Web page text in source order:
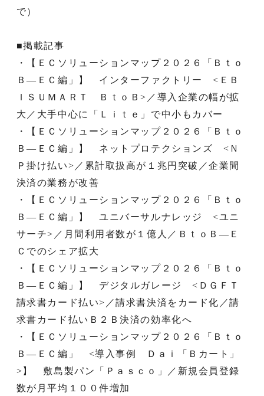
で）
■掲載記事
・【ＥＣソリューションマップ２０２６「Ｂｔｏ
Ｂ―ＥＣ編」】 インターファクトリー <ＥＢ
ＩＳＵＭＡＲＴ ＢｔｏＢ>／導入企業の幅が拡
大／大手中心に「Ｌｉｔｅ」で中小もカバー
・【ＥＣソリューションマップ２０２６「Ｂｔｏ
Ｂ―ＥＣ編」】 ネットプロテクションズ <Ｎ
Ｐ掛け払い>／累計取扱高が１兆円突破／企業間
決済の業務が改善
・【ＥＣソリューションマップ２０２６「Ｂｔｏ
Ｂ―ＥＣ編」】 ユニバーサルナレッジ <ユニ
サーチ>／月間利用者数が１億人／ＢｔｏＢ―Ｅ
Ｃでのシェア拡大
・【ＥＣソリューションマップ２０２６「Ｂｔｏ
Ｂ―ＥＣ編」】 デジタルガレージ <ＤＧＦＴ
請求書カード払い>／請求書決済をカード化／請
求書カード払いＢ２Ｂ決済の効率化へ
・【ＥＣソリューションマップ２０２６「Ｂｔｏ
Ｂ―ＥＣ編」 <導入事例 Ｄａｉ「Ｂカート」
>】 敷島製パン「Ｐａｓｃｏ」／新規会員登録
数が月平均１００件増加